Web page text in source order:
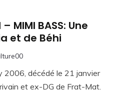
– MIMI BASS: Une
et de Béhi
2006, décédé le 21 janvier
et ex-DG de Frat-Mat.